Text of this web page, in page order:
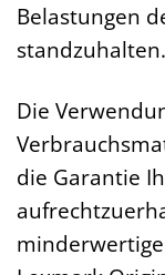
Belastungen
standzuhalten.
Die
die Garantie